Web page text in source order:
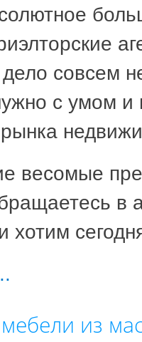
совсем
с умом и
весомые
в
из